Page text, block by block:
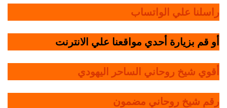
راسلنا علي الواتساب
أو قم بزيارة أحدي مواقعنا علي الانترنت
أقوي شيخ روحاني الساحر اليهودي
رقم شيخ روحاني مضمون